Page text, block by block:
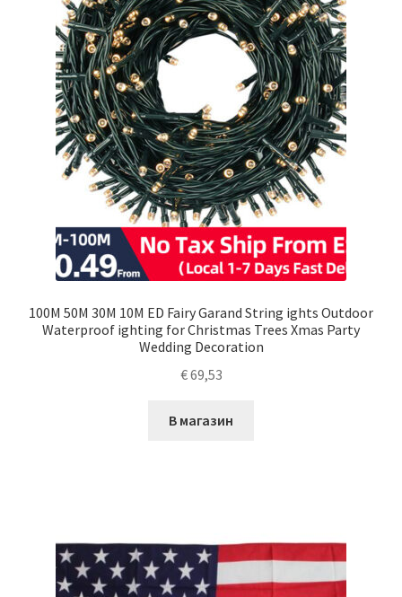
100M 50M 30M 10M ED Fairy Garand String ights Outdoor
Waterproof ighting for Christmas Trees Xmas Party
Wedding Decoration
€69,53
В магазин